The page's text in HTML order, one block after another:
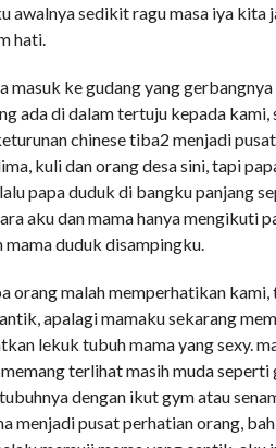
awalnya sedikit ragu masa iya
hati.
masuk ke gudang yang
ada di dalam tertuju kepada kami,
chinese tiba2 menjadi
kuli dan orang desa sini, tapi
papa duduk di bangku panjang
aku dan mama hanya mengikuti
mama duduk disampingku.
orang malah memperhatikan
apalagi mamaku sekarang
lekuk tubuh mama yang sexy.
terlihat masih muda seperti
dengan ikut gym atau
menjadi pusat perhatian orang,